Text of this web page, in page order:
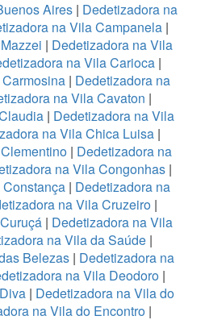
Aires | Dedetizadora na
na Vila Campanela |
| Dedetizadora na Vila
na Vila Carioca|
| Dedetizadora na
na Vila Cavaton |
| Dedetizadora na Vila
na Vila Chica Luisa |
| Dedetizadora na
na Vila Congonhas |
| Dedetizadora na
na Vila Cruzeiro |
| Dedetizadora na Vila
na Vila da Saúde|
Belezas | Dedetizadora na
na Vila Deodoro |
| Dedetizadora na Vila do
na Vila do Encontro|